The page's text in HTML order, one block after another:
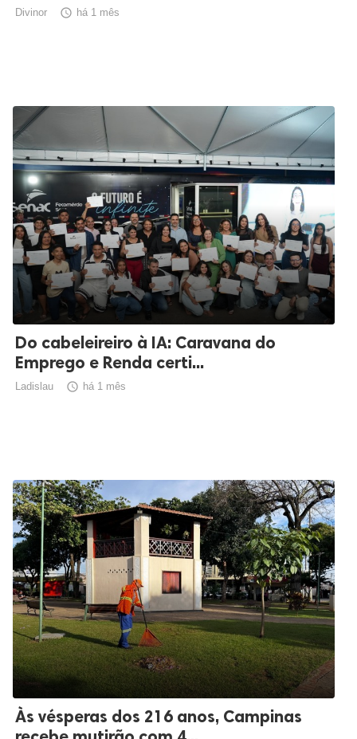
Divinor  há 1 mês
Do cabeleireiro à IA: Caravana do
Emprego e Renda certi...
Ladislau  há 1 mês
Às vésperas dos 216 anos, Campinas